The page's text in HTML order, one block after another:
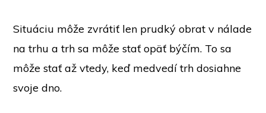
Situáciu môže zvrátiť len prudký obrat v nálade
na trhu a trh sa môže stať opäť býčím. To sa
môže stať až vtedy, keď medvedí trh dosiahne
svoje dno.